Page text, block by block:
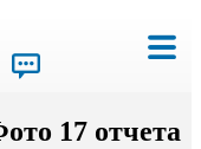
17 отчета